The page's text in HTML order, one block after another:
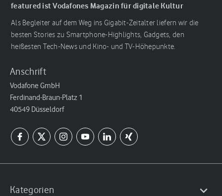
featured ist Vodafones Magazin für digitale Kultur
Als Begleiter auf dem Weg ins Gigabit-Zeitalter liefern wir die
besten Stories zu Smartphone-Highlights, Gadgets, den
heißesten Tech-News und Kino- und TV-Höhepunkte.
Anschrift
Vodafone GmbH
Ferdinand-Braun-Platz 1
40549 Düsseldorf
Kategorien